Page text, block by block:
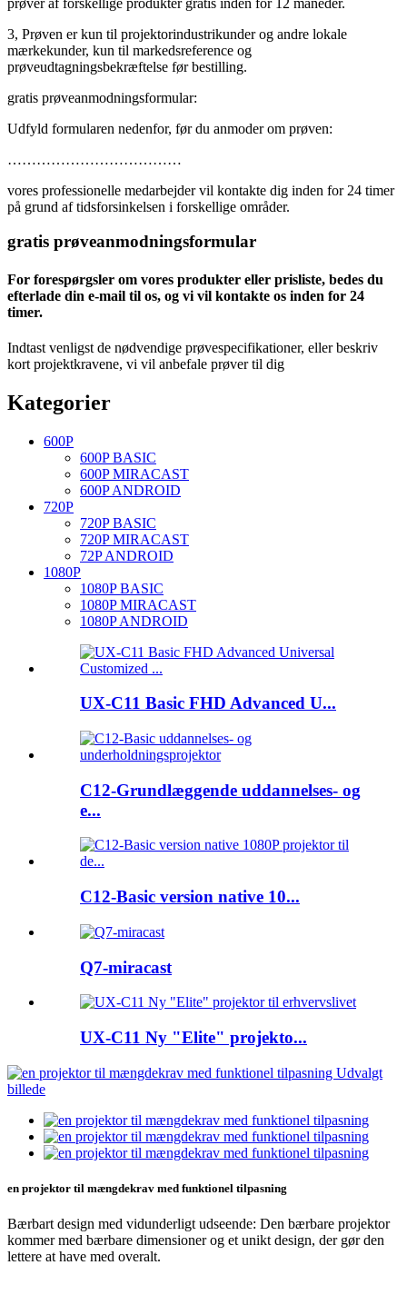
3, Prøven er kun til projektorindustrikunder og andre lokale
mærkekunder, kun til markedsreference og
prøveudtagningsbekræftelse før bestilling.
gratis prøveanmodningsformular:
Udfyld formularen nedenfor, før du anmoder om prøven:
………………………………
vores professionelle medarbejder vil kontakte dig inden for 24 timer
på grund af tidsforsinkelsen i forskellige områder.
gratis prøveanmodningsformular
For forespørgsler om vores produkter eller prisliste, bedes du
efterlade din e-mail til os, og vi vil kontakte os inden for 24
timer.
Indtast venligst de nødvendige prøvespecifikationer, eller beskriv
kort projektkravene, vi vil anbefale prøver til dig
Kategorier
600P
600P BASIC
600P MIRACAST
600P ANDROID
720P
720P BASIC
720P MIRACAST
72P ANDROID
1080P
1080P BASIC
1080P MIRACAST
1080P ANDROID
UX-C11 Basic FHD Advanced U...
C12-Grundlæggende uddannelses- og
e...
C12-Basic version native 10...
Q7-miracast
UX-C11 Ny "Elite" projekto...
en projektor til mængdekrav med funktionel tilpasning
Bærbart design med vidunderligt udseende: Den bærbare projektor
kommer med bærbare dimensioner og et unikt design, der gør den
lettere at have med overalt.